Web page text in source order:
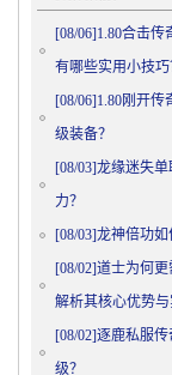
[08/06]1.80合击传
有哪些实用小技巧
[08/06]1.80刚开传
级装备？
[08/03]龙缘迷失
力？
[08/03]龙神倍功如
[08/02]道士为何
解析其核心优势
[08/02]逐鹿私服
级？